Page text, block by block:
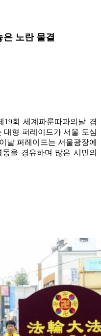
노란 물결
19회 세계파룬따파의날 겸
대형 퍼레이드가 서울 도심
날 퍼레이드는 서울광장에
을 경유하며 많은 시민의